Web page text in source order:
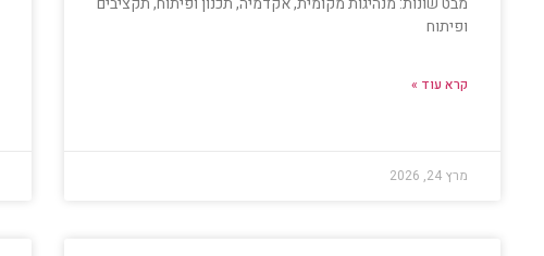
ופיתוח
קרא עוד »
מרץ 24, 2026